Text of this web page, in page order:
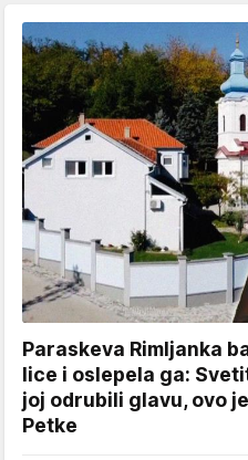
Paraskeva Rimljanka
lice i oslepela ga:
joj odrubili glavu, ovo
Petke